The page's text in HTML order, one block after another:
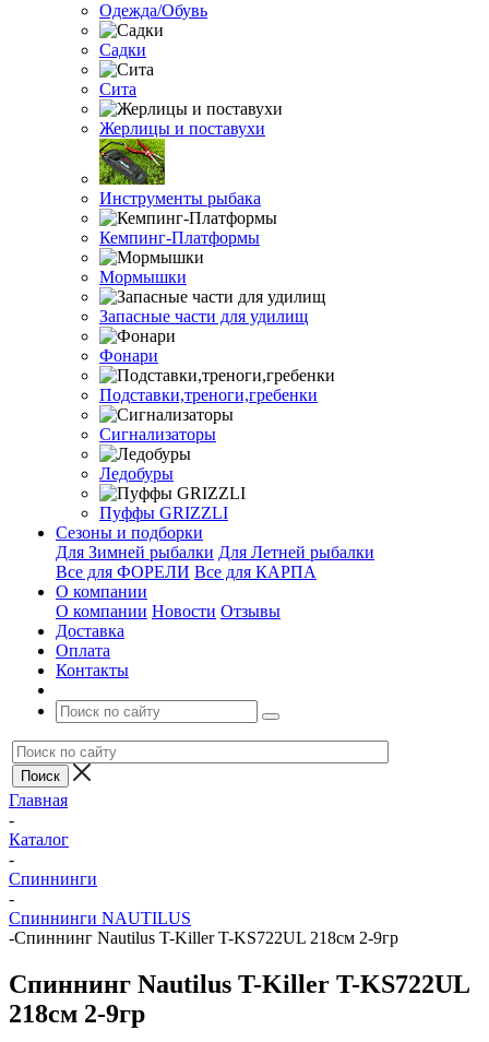
Одежда/Обувь
Садки
Сита
Жерлицы и поставухи
Инструменты рыбака
Кемпинг-Платформы
Мормышки
Запасные части для удилищ
Фонари
Подставки,треноги,гребенки
Сигнализаторы
Ледобуры
Пуффы GRIZZLI
Сезоны и подборки
Для Зимней рыбалки Для Летней рыбалки
Все для ФОРЕЛИ Все для КАРПА
О компании
О компании Новости Отзывы
Доставка
Оплата
Контакты
Главная
-
Каталог
-
Спиннинги
-
Спиннинги NAUTILUS
-Спиннинг Nautilus T-Killer T-KS722UL 218см 2-9гр
Спиннинг Nautilus T-Killer T-KS722UL
218см 2-9гр